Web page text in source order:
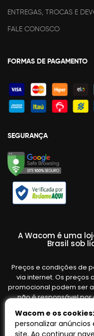
ENTREGAS, TROCAS E
FALE CONOSCO
FORMAS DE PAGAMENTO
SEGURANÇA
A Wacom é uma
Brasil sob
Preços e condições de
via internet. Os preços
promocional podem ser
não é responsável por
variar de acordo com o
válidas até o término de
Wacom e os cookies:
personalizar
site. Ao continuar